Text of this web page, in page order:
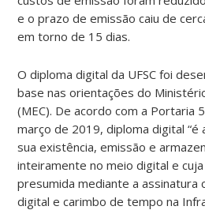
e o prazo de emissão caiu de
em torno de 15 dias.
O diploma digital da UFSC foi
base nas orientações do
(MEC). De acordo com a Portaria
março de 2019, diploma digital “é
sua existência, emissão e
inteiramente no meio digital e
presumida mediante a assinatura
digital e carimbo de tempo na